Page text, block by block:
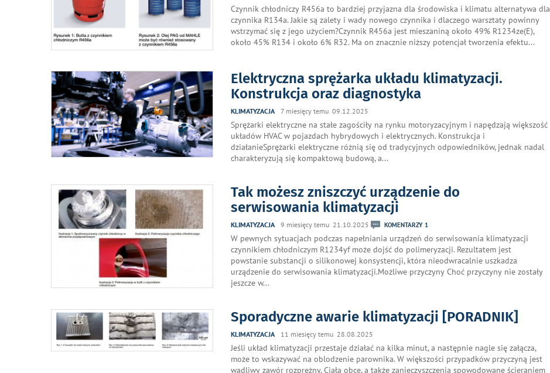
Czynnik chłodniczy R456a to bardziej przyjazna dla środowiska i klimatu alternatywa dla
czynnika R134a. Jakie są zalety i wady nowego czynnika i dlaczego warsztaty powinny
wstrzymać się z jego użyciem?Czynnik R456a jest mieszaniną około 49% R1234ze(E),
około 45% R134 i około 6% R32. Ma on znacznie niższy potencjał tworzenia efektu...
Elektryczna sprężarka układu klimatyzacji.
Konstrukcja oraz diagnostyka
KLIMATYZACJA 7 miesięcy temu 09.12.2025
Sprężarki elektryczne na stałe zagościły na rynku motoryzacyjnym i napędzają większość
układów HVAC w pojazdach hybrydowych i elektrycznych. Konstrukcja i
działanieSprężarki elektryczne różnią się od tradycyjnych odpowiedników, jednak nadal
charakteryzują się kompaktową budową, a...
Tak możesz zniszczyć urządzenie do
serwisowania klimatyzacji
KLIMATYZACJA 9 miesięcy temu 21.10.2025 KOMENTARZY 1
W pewnych sytuacjach podczas napełniania urządzeń do serwisowania klimatyzacji
czynnikiem chłodniczym R1234yf może dojść do polimeryzacji. Rezultatem jest
powstanie substancji o silikonowej konsystencji, która nieodwracalnie uszkadza
urządzenie do serwisowania klimatyzacji.Możliwe przyczyny Choć przyczyny nie zostały
jeszcze w...
Sporadyczne awarie klimatyzacji [PORADNIK]
KLIMATYZACJA 11 miesięcy temu 28.08.2025
Jeśli układ klimatyzacji przestaje działać na kilka minut, a następnie nagle się załącza,
może to wskazywać na oblodzenie parownika. W większości przypadków przyczyną jest
wadliwy zawór rozprężny. Ciała obce, a także zanieczyszczenia spowodowane ścieraniem